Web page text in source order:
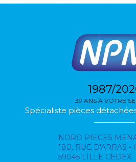
1987/
39 ANS À VOTRE
Spécialiste pièces
NORD PIECES
180, RUE D'ARRAS -
59045 LILLE CEDEX